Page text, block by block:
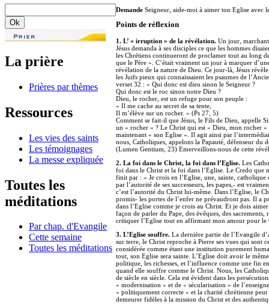
La prière
Prières par thèmes
Ressources
Les vies des saints
Les témoignages
La messe expliquée
Toutes les
méditations
Par chap. d'Evangile
Cette semaine
Toutes les méditations
Demande Seigneur, aide-moi à aimer ton Eglise avec
Points de réflexion
1. L’ « irruption » de la révélation. Un jour,
Jésus demanda à ses disciples ce que les hommes
les Chrétiens continueront de proclamer tout au long
que le Père ». C’était vraiment un jour à marquer
révélation de la nature de Dieu. Ce jour-là, Jésus
les Juifs pieux qui connaissaient les psaumes de
verset 32 : « Qui donc est dieu sinon le Seigneur ?
Qui donc est le roc sinon notre Dieu ?
Dieu, le rocher, est un refuge pour son peuple :
« Il me cache au secret de sa tente,
Il m’élève sur un rocher. » (Ps 27, 5)
Comment se fait-il que Jésus, le Fils de Dieu, appelle
un « rocher » ? Le Christ qui est « Dieu, mon rocher
maintenant « son Eglise ». Il agit ainsi par
nous, Catholiques, appelons la Papauté, défenseur du
(Lumen Gentium, 23) Emerveillons-nous de cette
2. La foi dans le Christ, la foi dans l’Eglise. Les
foi dans le Christ et la foi dans l’Eglise. Le Credo que
finit par : « Je crois en l’Eglise, une, sainte,
par l’autorité de ses successeurs, les papes,- est
c’est l’autorité du Christ lui-même. Dans l’Eglise, le
promis- les portes de l’enfer ne prévaudront pas. Il a
dans l’Eglise comme je crois au Christ. Et je dois
façon de parler du Pape, des évêques, des
critiquer l’Eglise tout en affirmant mon amour pour le
3. L’Eglise souffre. La dernière partie de l’Evangile
sur terre, le Christ reproche à Pierre ses vues qui sont
considérée comme étant une institution purement
tout, son Eglise sera sainte. L’Eglise doit avoir le
politique, les richesses, et l’influence comme une fin
quand elle souffre comme le Christ. Nous, les
de siècle en siècle. Cela est évident dans les
« modernisation » et de « sécularisation » de
« politiquement correcte » et la charité chrétienne
demeurer fidèles à la mission du Christ et des